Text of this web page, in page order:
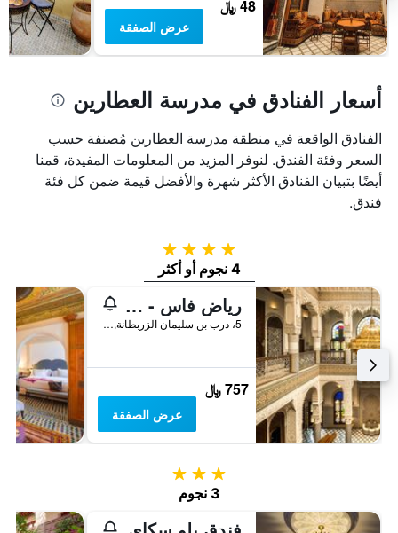
48 ﷼
عرض الصفقة
أسعار الفنادق في مدرسة العطارين
الفنادق الواقعة في منطقة مدرسة العطارين مُصنفة حسب
السعر وفئة الفندق. لنوفر المزيد من المعلومات المفيدة، قمنا
أيضًا بتبيان الفنادق الأكثر شهرة والأفضل قيمة ضمن كل فئة
فندق.
4 نجوم
4 نجوم أو أكثر
رياض فاس - ريليه إيه شاتو
5، درب بن سليمان الزربطانة, فاس, المغرب
757 ﷼
عرض الصفقة
3 نجوم
3 نجوم